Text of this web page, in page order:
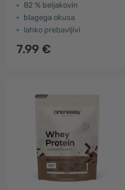
82 % beljakovin
blagega okusa
lahko prebavljivi
7.99 €